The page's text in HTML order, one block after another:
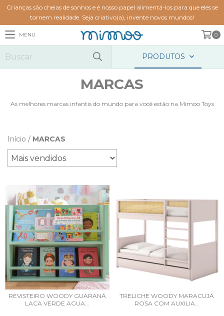
Crianças são cheias de sonhos e é nosso papel alimentá-los para que eles se
tornem realidade. Seja criativo(a), invente novos mundos!
MENU 0
PRODUTOS
MARCAS
As melhores marcas infantis do mundo para você estão na Mimoo Toys
Início / MARCAS
REVISTEIRO WOODY GUARANÁ
LACA VERDE AGUA...
TRELICHE WOODY MARACUJÁ
ROSA COM AUXILIA...